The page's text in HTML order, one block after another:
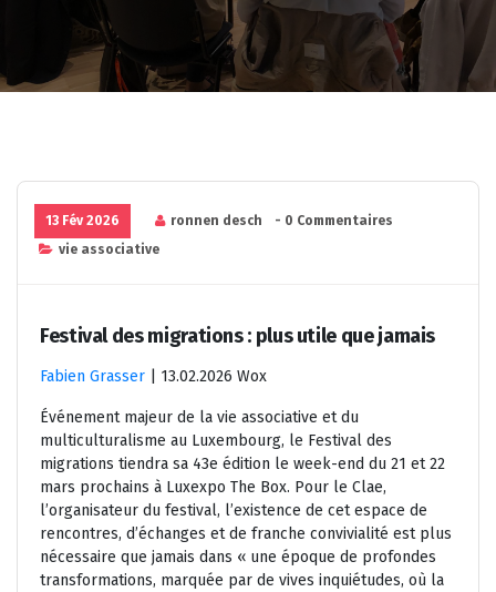
13 Fév 2026 ronnen desch
- 0 Commentaires
vie associative
Festival des migrations : plus utile que jamais
Fabien Grasser 13.02.2026 Wox
Événement majeur de la vie associative et du
multiculturalisme au Luxembourg, le Festival des
migrations tiendra sa 43e édition le week-end du 21 et 22
mars prochains à Luxexpo The Box. Pour le Clae,
l’organisateur du festival, l’existence de cet espace de
rencontres, d’échanges et de franche convivialité est plus
nécessaire que jamais dans « une époque de profondes
transformations, marquée par de vives inquiétudes, où la